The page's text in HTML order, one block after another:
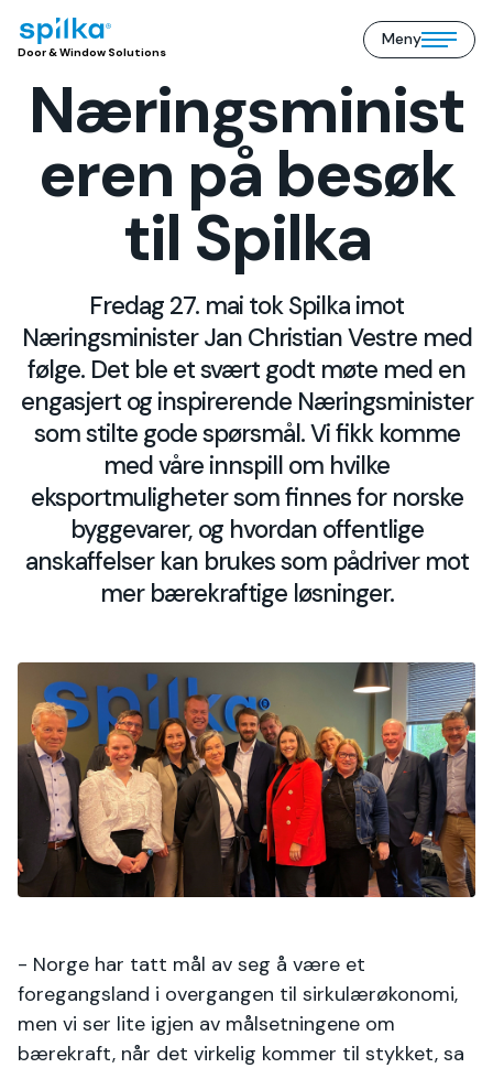
Door
Solutions
Door & Window Solutions
Meny
Open/close
menu
Næringsminist
eren på besøk
til Spilka
Fredag 27. mai tok Spilka imot
Næringsminister Jan Christian Vestre med
følge. Det ble et svært godt møte med en
engasjert og inspirerende Næringsminister
som stilte gode spørsmål. Vi fikk komme
med våre innspill om hvilke
eksportmuligheter som finnes for norske
byggevarer, og hvordan offentlige
anskaffelser kan brukes som pådriver mot
mer bærekraftige løsninger.
- Norge har tatt mål av seg å være et
foregangsland i overgangen til sirkulærøkonomi,
men vi ser lite igjen av målsetningene om
bærekraft, når det virkelig kommer til stykket, sa